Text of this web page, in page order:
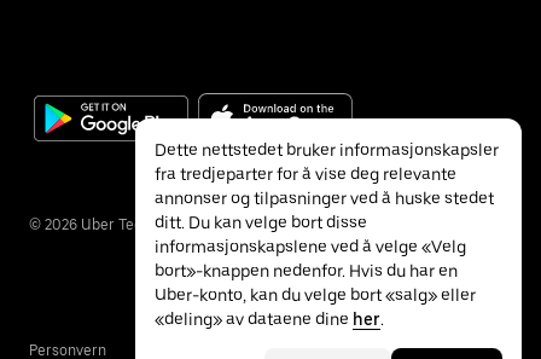
© 2026 Uber Technologies Inc.
Personvern
Dette nettstedet bruker informasjonskapsler
fra tredjeparter for å vise deg relevante
annonser og tilpasninger ved å huske stedet
ditt. Du kan velge bort disse
informasjonskapslene ved å velge «Velg
bort»-knappen nedenfor. Hvis du har en
Uber-konto, kan du velge bort «salg» eller
«deling» av dataene dine her.